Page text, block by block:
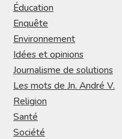
Éducation
Enquête
Environnement
Idées et opinions
Journalisme de solutions
Les mots de Jn. André V.
Religion
Santé
Société